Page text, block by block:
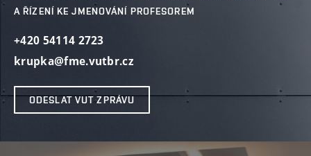
A ŘÍZENÍ KE JMENOVÁNÍ PROFESOREM
+420 54114 2723
krupka@fme.vutbr.cz
ODESLAT VUT ZPRÁVU